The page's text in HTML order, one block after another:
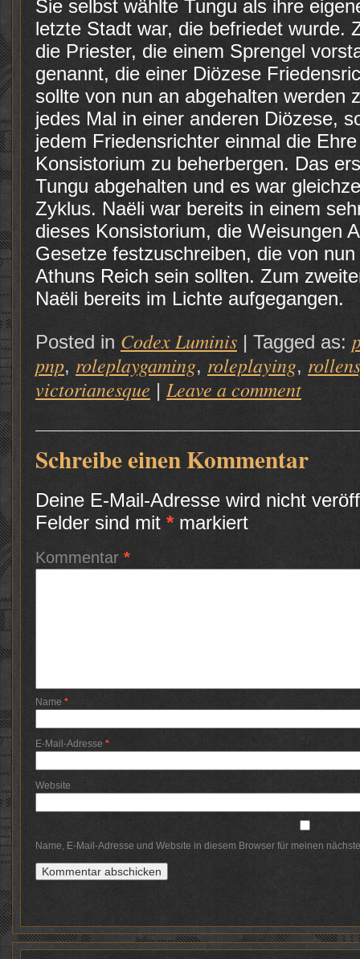
Sie selbst wählte Tungu als ihre
letzte Stadt war, die befriedet wurde.
die Priester, die einem Sprengel
genannt, die einer Diözese
sollte von nun an abgehalten werden
jedes Mal in einer anderen Diözese,
jedem Friedensrichter einmal die
Konsistorium zu beherbergen. Das
Tungu abgehalten und es war
Zyklus. Naëli war bereits in einem
dieses Konsistorium, die Weisungen
Gesetze festzuschreiben, die von
Athuns Reich sein sollten. Zum
Naëli bereits im Lichte aufgegangen.
Posted in Codex Luminis | Tagged as:
pnp, roleplaygaming, roleplaying,
victorianesque | Leave a comment
Schreibe einen Kommentar
Deine E-Mail-Adresse wird nicht
Felder sind mit * markiert
Kommentar *
Name *
E-Mail-Adresse *
Website
Name, E-Mail-Adresse und Website in diesem Browser für meinen